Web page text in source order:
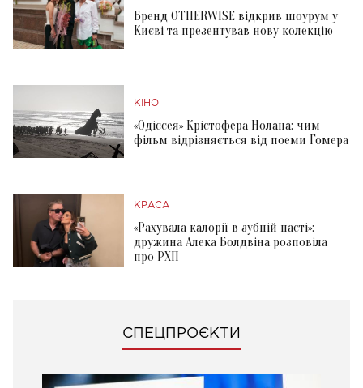
Бренд OTHERWISE відкрив шоурум у
Києві та презентував нову колекцію
КІНО
«Одіссея» Крістофера Нолана: чим
фільм відрізняється від поеми Гомера
КРАСА
«Рахувала калорії в зубній пасті»:
дружина Алека Болдвіна розповіла
про РХП
СПЕЦПРОЄКТИ